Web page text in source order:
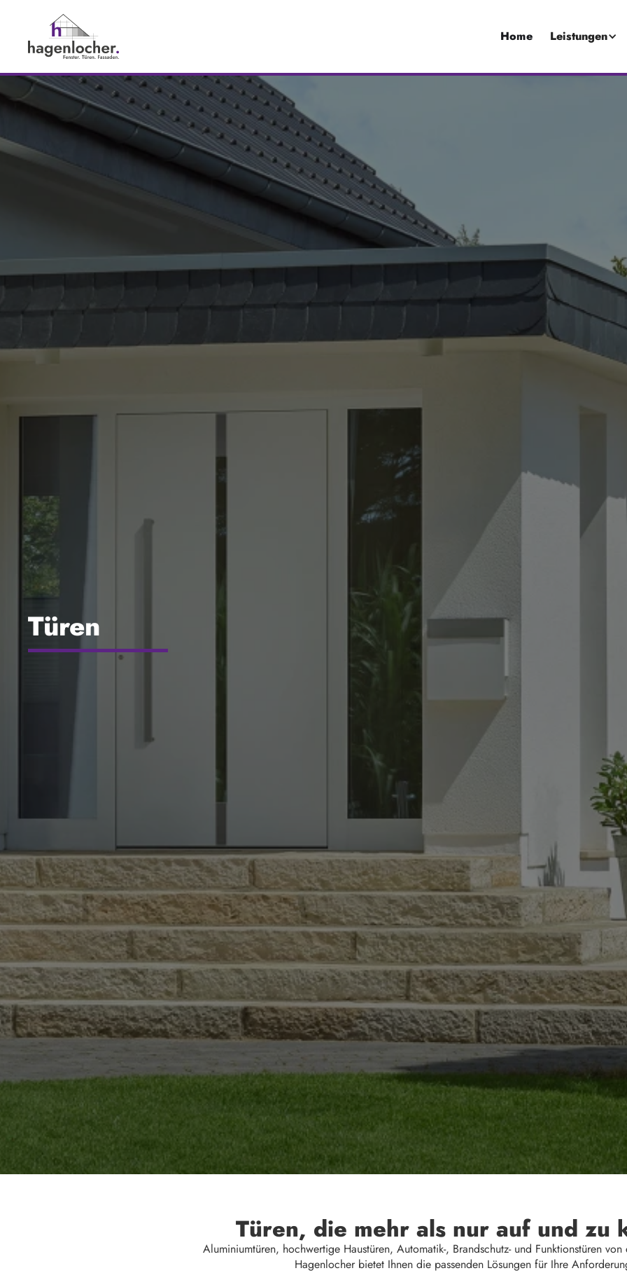
Home Leistungen
Türen
Türen, die mehr als nur auf und zu
Aluminiumtüren, hochwertige Haustüren, Automatik-, Brandschutz- und Funktionstüren
Hagenlocher bietet Ihnen die passenden Lösungen für Ihre